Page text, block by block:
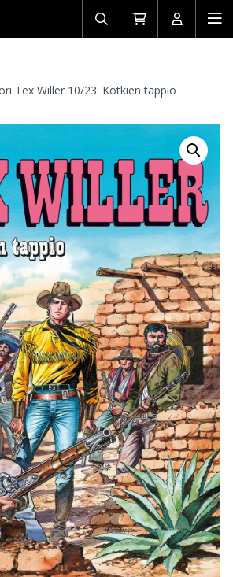
Avaa/sulje
haku
Siirry
ostoskoriin
Avaa/
Tex Willer 10/23: Kotkien tappio